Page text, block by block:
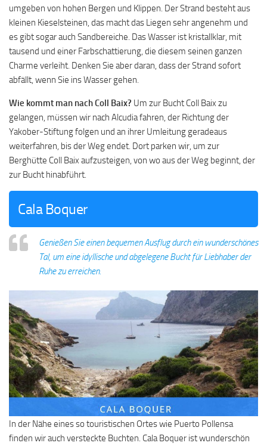
umgeben von hohen Bergen und Klippen. Der Strand besteht aus
kleinen Kieselsteinen, das macht das Liegen sehr angenehm und
es gibt sogar auch Sandbereiche. Das Wasser ist kristallklar, mit
tausend und einer Farbschattierung, die diesem seinen ganzen
Charme verleiht. Denken Sie aber daran, dass der Strand sofort
abfällt, wenn Sie ins Wasser gehen.
Wie kommt man nach Coll Baix? Um zur Bucht Coll Baix zu
gelangen, müssen wir nach Alcudia fahren, der Richtung der
Yakober-Stiftung folgen und an ihrer Umleitung geradeaus
weiterfahren, bis der Weg endet. Dort parken wir, um zur
Berghütte Coll Baix aufzusteigen, von wo aus der Weg beginnt, der
zur Bucht hinabführt.
Cala Boquer
Genießen Sie einen bequemen Ausflug durch ein wunderschönes
Tal, um eine idyllische und abgelegene Bucht für Liebhaber der
Ruhe zu erreichen.
In der Nähe eines so touristischen Ortes wie Puerto Pollensa
finden wir auch versteckte Buchten. Cala Boquer ist wunderschön